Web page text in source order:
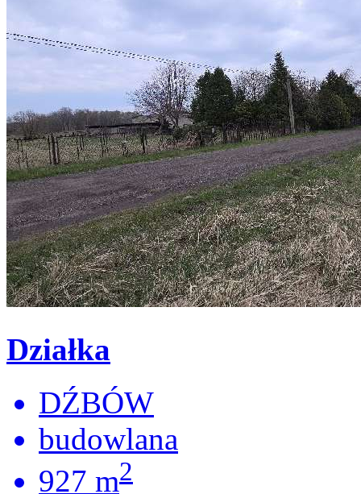
Działka
DŹBÓW
budowlana
927 m2